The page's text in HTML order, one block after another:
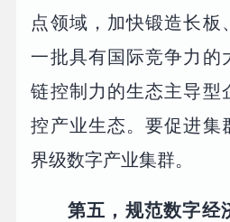
点领域，加快锻造长板
一批具有国际竞争力的
链控制力的生态主导型
控产业生态。要促进集
界级数字产业集群。
第五，规范数字经